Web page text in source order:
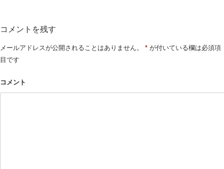
コメントを残す
メールアドレスが公開されることはありません。 * が付いている欄は必須項
目です
コメント